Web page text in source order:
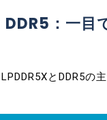
：一目
とDDR5の